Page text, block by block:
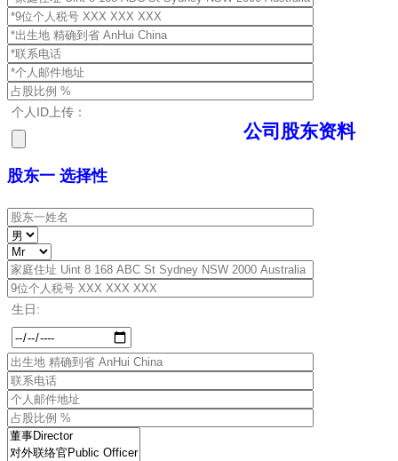
个人ID上传：
公司股东资料
股东一 选择性
生日: